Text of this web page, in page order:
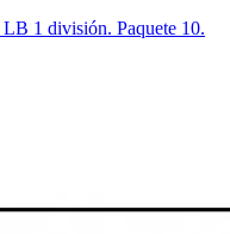
1 división. Paquete 10.